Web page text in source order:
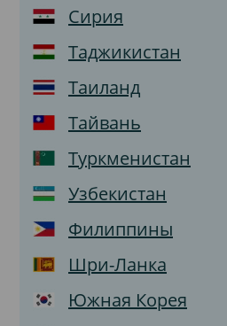
Сирия
Таджикистан
Таиланд
Тайвань
Туркменистан
Узбекистан
Филиппины
Шри-Ланка
Южная Корея